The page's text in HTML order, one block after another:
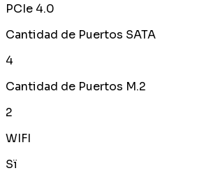
PCIe 4.0
Cantidad de Puertos SATA
4
Cantidad de Puertos M.2
2
WIFI
Sï